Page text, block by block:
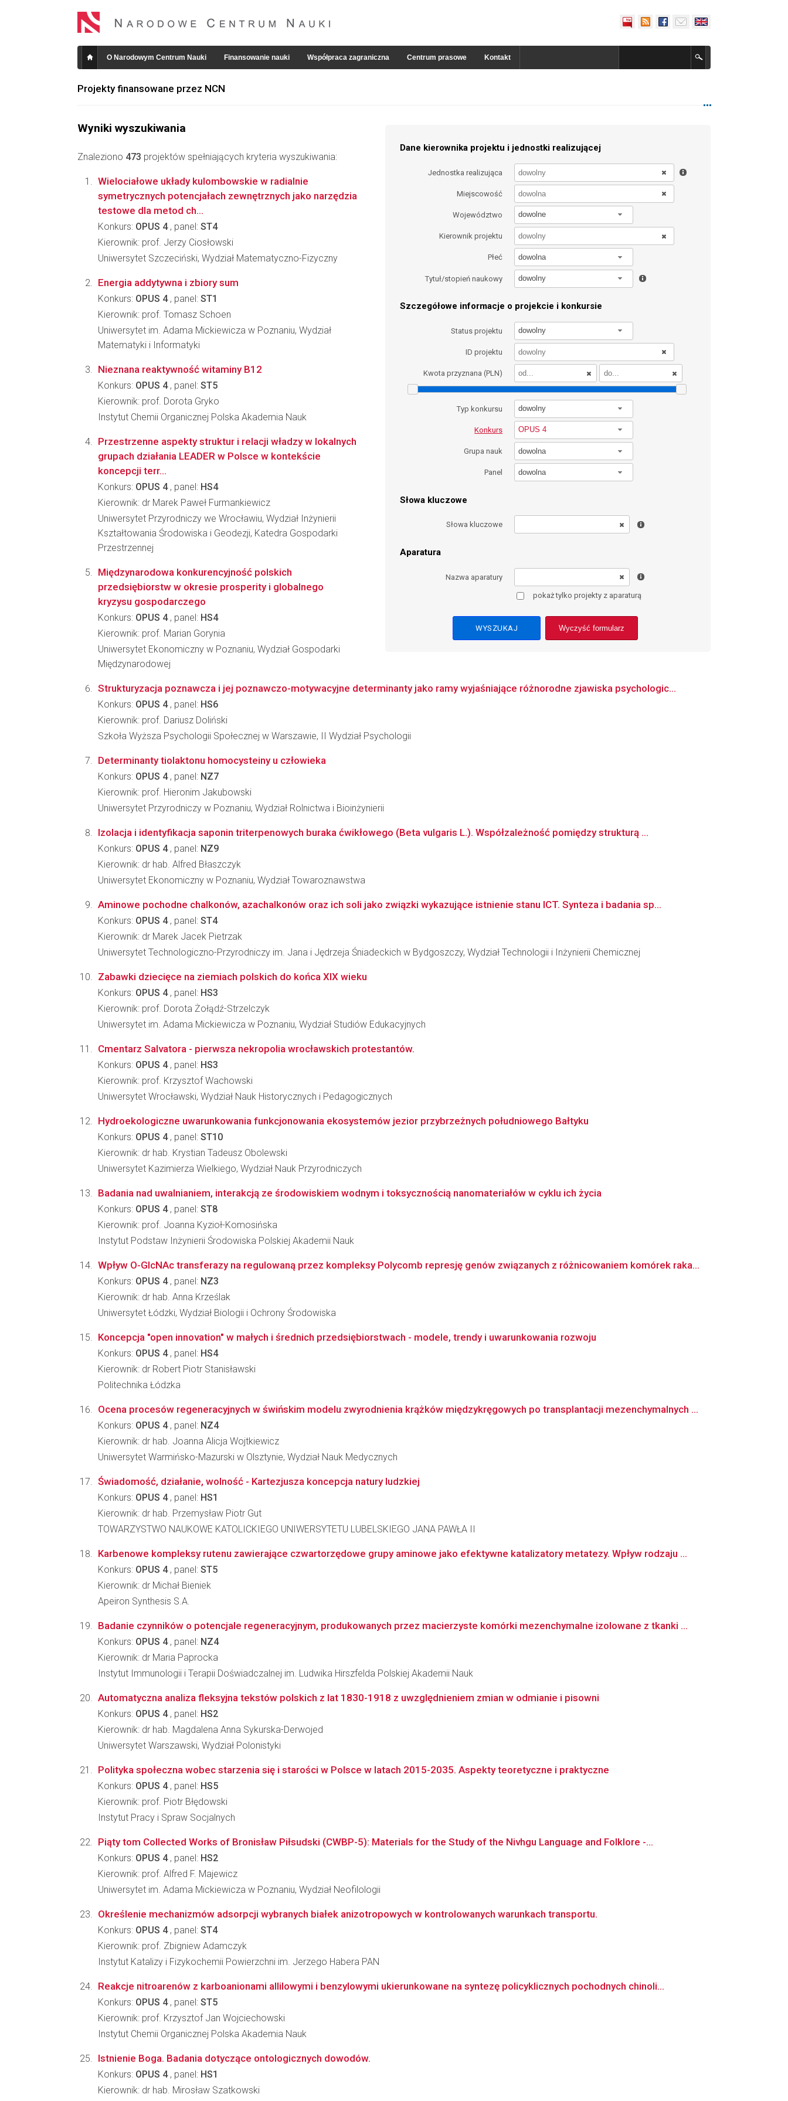
O Narodowym Centrum Nauki Finansowanie nauki Współpraca zagraniczna Centrum prasowe Kontakt
Projekty finansowane przez NCN
Wyniki wyszukiwania
Znaleziono 473 projektów spełniających kryteria wyszukiwania:
Dane kierownika projektu i jednostki realizującej
Jednostka realizująca
Miejscowość
Województwo dowolne
Kierownik projektu
Płeć dowolna
Tytuł/stopień naukowy dowolny
Szczegółowe informacje o projekcie i konkursie
Status projektu dowolny
ID projektu
Kwota przyznana (PLN)
Typ konkursu dowolny
Konkurs OPUS 4
Grupa nauk dowolna
Panel dowolna
Słowa kluczowe
Słowa kluczowe
Aparatura
Nazwa aparatury
pokaż tylko projekty z aparaturą
Wyczyść formularz
Wielociałowe układy kulombowskie w radialnie
symetrycznych potencjałach zewnętrznych jako narzędzia
testowe dla metod ch...
Konkurs: OPUS 4, panel: ST4
Kierownik: prof. Jerzy Ciosłowski
Uniwersytet Szczeciński, Wydział Matematyczno-Fizyczny
Energia addytywna i zbiory sum
Konkurs: OPUS 4, panel: ST1
Kierownik: prof. Tomasz Schoen
Uniwersytet im. Adama Mickiewicza w Poznaniu, Wydział
Matematyki i Informatyki
Nieznana reaktywność witaminy B12
Konkurs: OPUS 4, panel: ST5
Kierownik: prof. Dorota Gryko
Instytut Chemii Organicznej Polska Akademia Nauk
Przestrzenne aspekty struktur i relacji władzy w lokalnych
grupach działania LEADER w Polsce w kontekście
koncepcji terr...
Konkurs: OPUS 4, panel: HS4
Kierownik: dr Marek Paweł Furmankiewicz
Uniwersytet Przyrodniczy we Wrocławiu, Wydział Inżynierii
Kształtowania Środowiska i Geodezji, Katedra Gospodarki
Przestrzennej
Międzynarodowa konkurencyjność polskich
przedsiębiorstw w okresie prosperity i globalnego
kryzysu gospodarczego
Konkurs: OPUS 4, panel: HS4
Kierownik: prof. Marian Gorynia
Uniwersytet Ekonomiczny w Poznaniu, Wydział Gospodarki
Międzynarodowej
Strukturyzacja poznawcza i jej poznawczo-motywacyjne determinanty jako ramy wyjaśniające różnorodne zjawiska psychologic...
Konkurs: OPUS 4, panel: HS6
Kierownik: prof. Dariusz Doliński
Szkoła Wyższa Psychologii Społecznej w Warszawie, II Wydział Psychologii
Determinanty tiolaktonu homocysteiny u człowieka
Konkurs: OPUS 4, panel: NZ7
Kierownik: prof. Hieronim Jakubowski
Uniwersytet Przyrodniczy w Poznaniu, Wydział Rolnictwa i Bioinżynierii
Izolacja i identyfikacja saponin triterpenowych buraka ćwikłowego (Beta vulgaris L.). Współzależność pomiędzy strukturą ...
Konkurs: OPUS 4, panel: NZ9
Kierownik: dr hab. Alfred Błaszczyk
Uniwersytet Ekonomiczny w Poznaniu, Wydział Towaroznawstwa
Aminowe pochodne chalkonów, azachalkonów oraz ich soli jako związki wykazujące istnienie stanu ICT. Synteza i badania sp...
Konkurs: OPUS 4, panel: ST4
Kierownik: dr Marek Jacek Pietrzak
Uniwersytet Technologiczno-Przyrodniczy im. Jana i Jędrzeja Śniadeckich w Bydgoszczy, Wydział Technologii i Inżynierii Chemicznej
Zabawki dziecięce na ziemiach polskich do końca XIX wieku
Konkurs: OPUS 4, panel: HS3
Kierownik: prof. Dorota Żołądź-Strzelczyk
Uniwersytet im. Adama Mickiewicza w Poznaniu, Wydział Studiów Edukacyjnych
Cmentarz Salvatora - pierwsza nekropolia wrocławskich protestantów.
Konkurs: OPUS 4, panel: HS3
Kierownik: prof. Krzysztof Wachowski
Uniwersytet Wrocławski, Wydział Nauk Historycznych i Pedagogicznych
Hydroekologiczne uwarunkowania funkcjonowania ekosystemów jezior przybrzeżnych południowego Bałtyku
Konkurs: OPUS 4, panel: ST10
Kierownik: dr hab. Krystian Tadeusz Obolewski
Uniwersytet Kazimierza Wielkiego, Wydział Nauk Przyrodniczych
Badania nad uwalnianiem, interakcją ze środowiskiem wodnym i toksycznością nanomateriałów w cyklu ich życia
Konkurs: OPUS 4, panel: ST8
Kierownik: prof. Joanna Kyzioł-Komosińska
Instytut Podstaw Inżynierii Środowiska Polskiej Akademii Nauk
Wpływ O-GlcNAc transferazy na regulowaną przez kompleksy Polycomb represję genów związanych z różnicowaniem komórek raka...
Konkurs: OPUS 4, panel: NZ3
Kierownik: dr hab. Anna Krześlak
Uniwersytet Łódzki, Wydział Biologii i Ochrony Środowiska
Koncepcja "open innovation" w małych i średnich przedsiębiorstwach - modele, trendy i uwarunkowania rozwoju
Konkurs: OPUS 4, panel: HS4
Kierownik: dr Robert Piotr Stanisławski
Politechnika Łódzka
Ocena procesów regeneracyjnych w świńskim modelu zwyrodnienia krążków międzykręgowych po transplantacji mezenchymalnych ...
Konkurs: OPUS 4, panel: NZ4
Kierownik: dr hab. Joanna Alicja Wojtkiewicz
Uniwersytet Warmińsko-Mazurski w Olsztynie, Wydział Nauk Medycznych
Świadomość, działanie, wolność - Kartezjusza koncepcja natury ludzkiej
Konkurs: OPUS 4, panel: HS1
Kierownik: dr hab. Przemysław Piotr Gut
TOWARZYSTWO NAUKOWE KATOLICKIEGO UNIWERSYTETU LUBELSKIEGO JANA PAWŁA II
Karbenowe kompleksy rutenu zawierające czwartorzędowe grupy aminowe jako efektywne katalizatory metatezy. Wpływ rodzaju ...
Konkurs: OPUS 4, panel: ST5
Kierownik: dr Michał Bieniek
Apeiron Synthesis S.A.
Badanie czynników o potencjale regeneracyjnym, produkowanych przez macierzyste komórki mezenchymalne izolowane z tkanki ...
Konkurs: OPUS 4, panel: NZ4
Kierownik: dr Maria Paprocka
Instytut Immunologii i Terapii Doświadczalnej im. Ludwika Hirszfelda Polskiej Akademii Nauk
Automatyczna analiza fleksyjna tekstów polskich z lat 1830-1918 z uwzględnieniem zmian w odmianie i pisowni
Konkurs: OPUS 4, panel: HS2
Kierownik: dr hab. Magdalena Anna Sykurska-Derwojed
Uniwersytet Warszawski, Wydział Polonistyki
Polityka społeczna wobec starzenia się i starości w Polsce w latach 2015-2035. Aspekty teoretyczne i praktyczne
Konkurs: OPUS 4, panel: HS5
Kierownik: prof. Piotr Błędowski
Instytut Pracy i Spraw Socjalnych
Piąty tom Collected Works of Bronisław Piłsudski (CWBP-5): Materials for the Study of the Nivhgu Language and Folklore -...
Konkurs: OPUS 4, panel: HS2
Kierownik: prof. Alfred F. Majewicz
Uniwersytet im. Adama Mickiewicza w Poznaniu, Wydział Neofilologii
Określenie mechanizmów adsorpcji wybranych białek anizotropowych w kontrolowanych warunkach transportu.
Konkurs: OPUS 4, panel: ST4
Kierownik: prof. Zbigniew Adamczyk
Instytut Katalizy i Fizykochemii Powierzchni im. Jerzego Habera PAN
Reakcje nitroarenów z karboanionami allilowymi i benzylowymi ukierunkowane na syntezę policyklicznych pochodnych chinoli...
Konkurs: OPUS 4, panel: ST5
Kierownik: prof. Krzysztof Jan Wojciechowski
Instytut Chemii Organicznej Polska Akademia Nauk
Istnienie Boga. Badania dotyczące ontologicznych dowodów.
Konkurs: OPUS 4, panel: HS1
Kierownik: dr hab. Mirosław Szatkowski